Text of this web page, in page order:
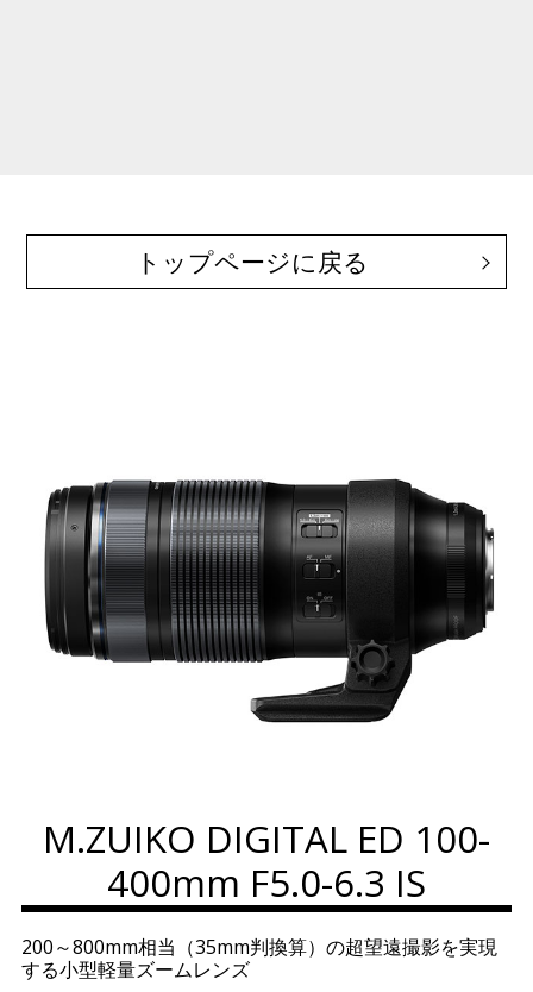
トップページに戻る
M.ZUIKO DIGITAL ED 100-
400mm F5.0-6.3 IS
200～800mm相当（35mm判換算）の超望遠撮影を実現
する小型軽量ズームレンズ